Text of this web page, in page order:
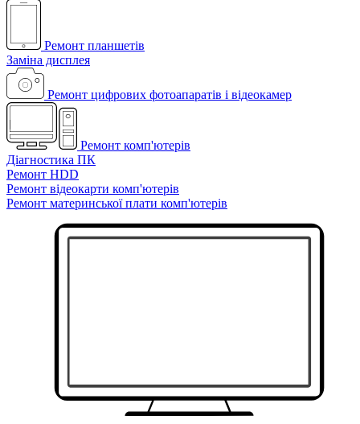
Ремонт планшетів
Заміна дисплея
Ремонт цифрових фотоапаратів і відеокамер
Ремонт комп'ютерів
Діагностика ПК
Ремонт HDD
Ремонт відеокарти комп'ютерів
Ремонт материнської плати комп'ютерів